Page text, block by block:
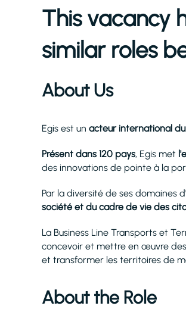
This vacancy
similar roles
About Us
Egis est un acteur international
Présent dans 120 pays, Egis met
des innovations de pointe à la
Par la diversité de ses domaines
société et du cadre de vie des
La Business Line Transports et
concevoir et mettre en œuvre
et transformer les territoires de
About the Role